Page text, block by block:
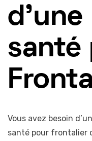
d'une
santé
Vous avez besoin
santé pour frontalier